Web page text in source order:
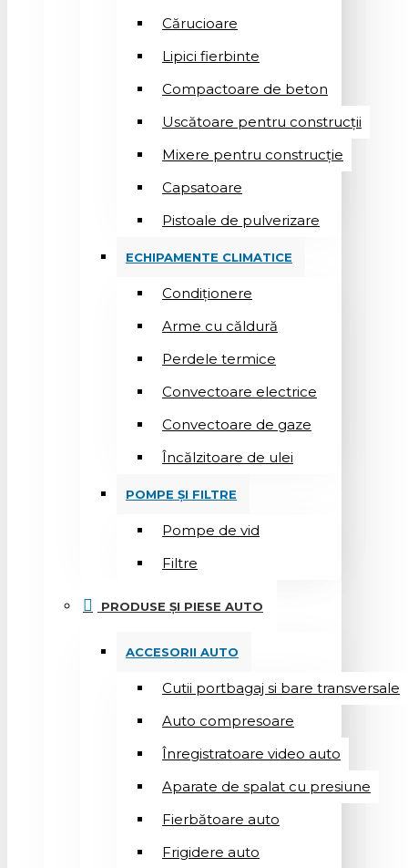
Cărucioare
Lipici fierbinte
Compactoare de beton
Uscătoare pentru construcții
Mixere pentru construcție
Capsatoare
Pistoale de pulverizare
ECHIPAMENTE CLIMATICE
Condiționere
Arme cu căldură
Perdele termice
Convectoare electrice
Convectoare de gaze
Încălzitoare de ulei
POMPE ȘI FILTRE
Pompe de vid
Filtre
PRODUSE ȘI PIESE AUTO
ACCESORII AUTO
Cutii portbagaj si bare transversale
Auto compresoare
Înregistratoare video auto
Aparate de spalat cu presiune
Fierbătoare auto
Frigidere auto